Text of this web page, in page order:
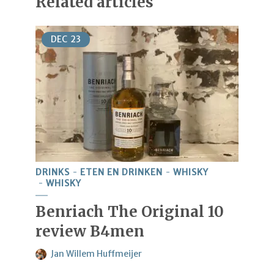
DEC 23
DRINKS ETEN EN DRINKEN
WHISKY
WHISKY
Benriach The Original 10
review B4men
Jan Willem Huffmeijer